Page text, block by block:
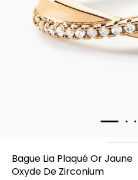
Bague Lia Plaqué Or Jaune
Oxyde De Zirconium